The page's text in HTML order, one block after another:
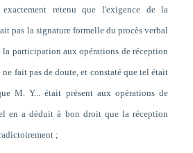
retenu que l'exigence de la
pas la signature formelle du procès verbal
la participation aux opérations de réception
fait pas de doute, et constaté que tel était
M. Y... était présent aux opérations de
en a déduit à bon droit que la réception
;